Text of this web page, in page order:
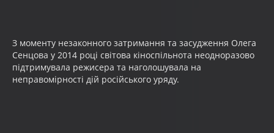
З моменту незаконного затримання та засудження Олега
Сенцова у 2014 році світова кіноспільнота неодноразово
підтримувала режисера та наголошувала на
неправомірності дій російського уряду.